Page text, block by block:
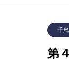
事
千
第